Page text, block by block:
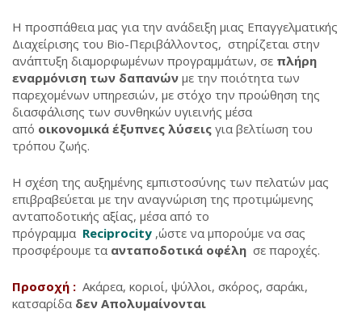
Η προσπάθεια μας για την ανάδειξη μιας Επαγγελματικής
Διαχείρισης του Βio-Περιβάλλοντος, στηρίζεται στην
ανάπτυξη διαμορφωμένων προγραμμάτων, σε πλήρη
εναρμόνιση των δαπανών με την ποιότητα των
παρεχομένων υπηρεσιών, με στόχο την προώθηση της
διασφάλισης των συνθηκών υγιεινής μέσα
από οικονομικά έξυπνες λύσεις για βελτίωση του
τρόπου ζωής.
Η σχέση της αυξημένης εμπιστοσύνης των πελατών μας
επιβραβεύεται με την αναγνώριση της προτιμώμενης
ανταποδοτικής αξίας, μέσα από το
πρόγραμμα Reciprocity ,ώστε να μπορούμε να σας
προσφέρουμε τα ανταποδοτικά οφέλη σε παροχές.
Προσοχή : Ακάρεα, κοριοί, ψύλλοι, σκόρος, σαράκι,
κατσαρίδα δεν Απολυμαίνονται